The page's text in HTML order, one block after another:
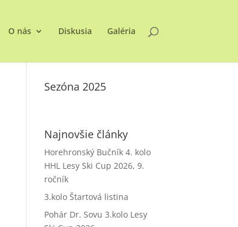
O nás Diskusia Galéria
Sezóna 2025
Najnovšie články
Horehronský Bučník 4. kolo
HHL Lesy Ski Cup 2026, 9.
ročník
3.kolo Štartová listina
Pohár Dr. Sovu 3.kolo Lesy